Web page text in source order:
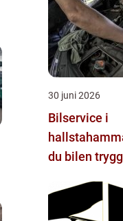
30 juni 2026
Bilservice i
hallstahammar så
du bilen